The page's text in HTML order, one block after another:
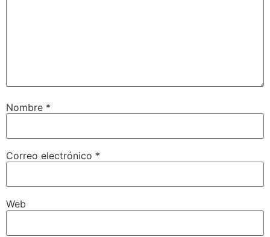
Nombre *
Correo electrónico *
Web